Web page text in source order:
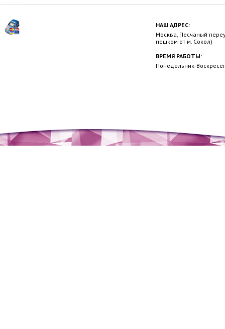
НАШ АДРЕС:
Москва, Песчаный
пешком от м. Сокол)
ВРЕМЯ РАБОТЫ:
Понедельник-